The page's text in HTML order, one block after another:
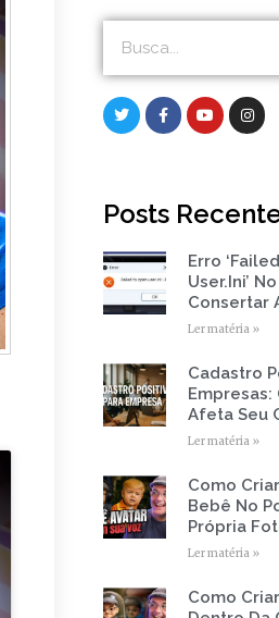
T
w
i
F
a
c
k
-
Y
o
u
I
n
s
a
m
Posts
Erro
User.ini’
Consertar
Ler matéria »
Cadastro
Empresas:
Afeta Seu
Ler matéria »
Como
Bebê No
Própria
Ler matéria »
Como
PagePagePage